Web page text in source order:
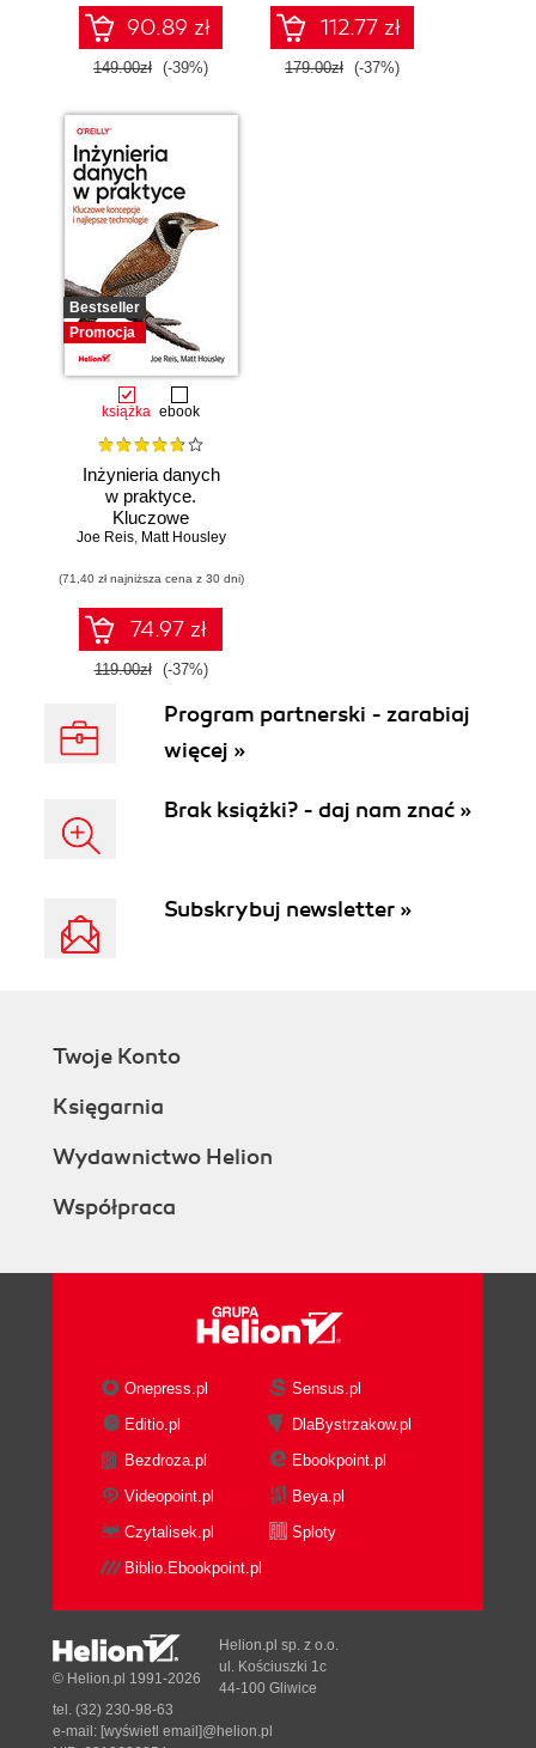
90.89 zł
149.00zł (-39%)
112.77 zł
179.00zł (-37%)
Bestseller
Promocja
książka ebook
Inżynieria danych
w praktyce.
Kluczowe
koncepcje i
technologie
Joe Reis, Matt Housley
(71,40 zł najniższa cena z 30 dni)
74.97 zł
119.00zł (-37%)
Program partnerski - zarabiaj
więcej »
Brak książki? - daj nam znać »
Subskrybuj newsletter »
Twoje Konto
Księgarnia
Wydawnictwo Helion
Współpraca
Onepress.pl
Sensus.pl
Editio.pl
DlaBystrzakow.pl
Bezdroza.pl
Ebookpoint.pl
Videopoint.pl
Beya.pl
Czytalisek.pl
Sploty
Biblio.Ebookpoint.pl
© Helion.pl 1991-2026
Helion.pl sp. z o.o.
ul. Kościuszki 1c
44-100 Gliwice
tel. (32) 230-98-63
e-mail: [wyświetl email]@helion.pl